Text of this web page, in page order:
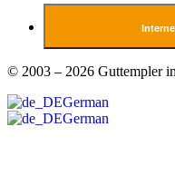
© 2003 – 2026 Guttempler
German
German